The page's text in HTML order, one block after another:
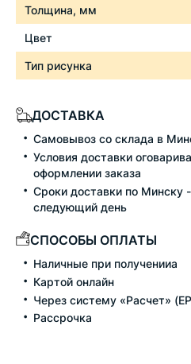
Толщина, мм
Цвет
Тип рисунка
ДОСТАВКА
Самовывоз со склада в
Условия доставки
оформлении заказа
Сроки доставки по Минску
следующий день
СПОСОБЫ ОПЛАТЫ
Наличные при полученииа
Картой онлайн
Через систему «Расчет»
Рассрочка